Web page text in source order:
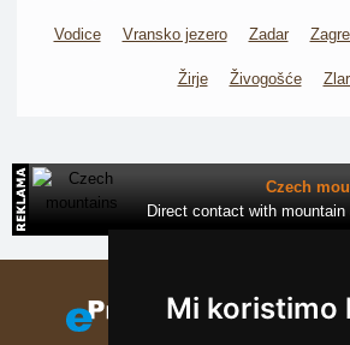
Mi koristimo
Vodice Vransko jezero Zadar
Žirje Živogošće
Czech
Direct contact with